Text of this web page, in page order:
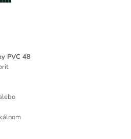
PVC 48